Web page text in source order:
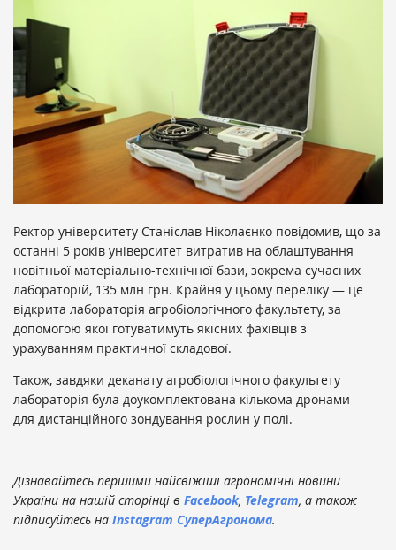
Ректор університету Станіслав Ніколаєнко повідомив, що за
останні 5 років університет витратив на облаштування
новітньої матеріально-технічної бази, зокрема сучасних
лабораторій, 135 млн грн. Крайня у цьому переліку — це
відкрита лабораторія агробіологічного факультету, за
допомогою якої готуватимуть якісних фахівців з
урахуванням практичної складової.
Також, завдяки деканату агробіологічного факультету
лабораторія була доукомплектована кількома дронами —
для дистанційного зондування рослин у полі.
Дізнавайтесь першими найсвіжіші агрономічні новини
України на нашій сторінці в Facebook, Telegram, а також
підписуйтесь на Instagram СуперАгронома.